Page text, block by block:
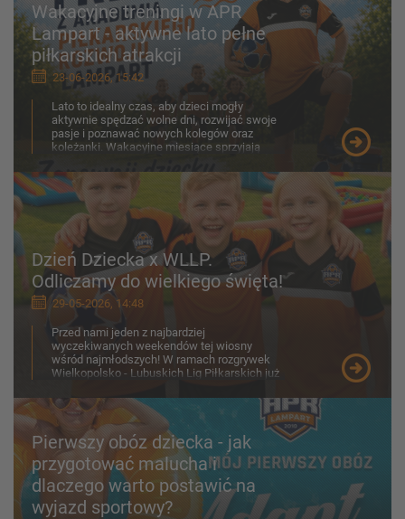
Wakacyjne treningi w APR
Lampart - aktywne lato pełne
piłkarskich atrakcji
23-06-2026, 15:42
Lato to idealny czas, aby dzieci mogły
aktywnie spędzać wolne dni, rozwijać swoje
pasje i poznawać nowych kolegów oraz
koleżanki. Wakacyjne miesiące sprzyjają
Dzień Dziecka x WLLP.
Odliczamy do wielkiego święta!
29-05-2026, 14:48
Przed nami jeden z najbardziej
wyczekiwanych weekendów tej wiosny
wśród najmłodszych! W ramach rozgrywek
Wielkopolsko - Lubuskich Lig Piłkarskich już
Pierwszy obóz dziecka - jak
przygotować malucha i
dlaczego warto postawić na
wyjazd sportowy?